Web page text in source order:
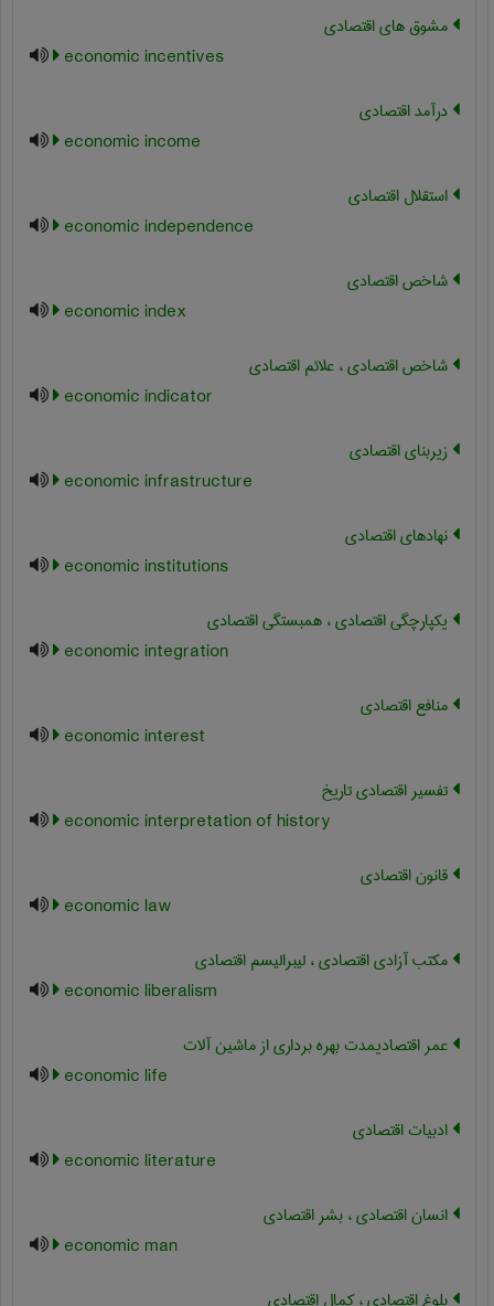
مشوق های اقتصادی
economic incentives
درآمد اقتصادی
economic income
استقلال اقتصادی
economic independence
شاخص اقتصادی
economic index
شاخص اقتصادی ، علائم اقتصادی
economic indicator
زیربنای اقتصادی
economic infrastructure
نهادهای اقتصادی
economic institutions
یکپارچگی اقتصادی ، همبستگی اقتصادی
economic integration
منافع اقتصادی
economic interest
تفسیر اقتصادی تاریخ
economic interpretation of history
قانون اقتصادی
economic law
مکتب آزادی اقتصادی ، لیبرالیسم اقتصادی
economic liberalism
عمر اقتصادیمدت بهره برداری از ماشین آلات
economic life
ادبیات اقتصادی
economic literature
انسان اقتصادی ، بشر اقتصادی
economic man